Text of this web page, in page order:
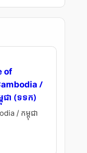
of
/
ជា (ទទក)
/ កម្ពុជា